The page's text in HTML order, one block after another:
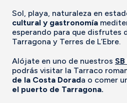
Sol, playa, naturaleza en
cultural y gastronomía
esperando para que disfrutes
Tarragona y Terres de L’Ebre.
Alójate en uno de nuestros
podrás visitar la Tarraco
de la Costa Dorada o comer
el puerto de Tarragona.